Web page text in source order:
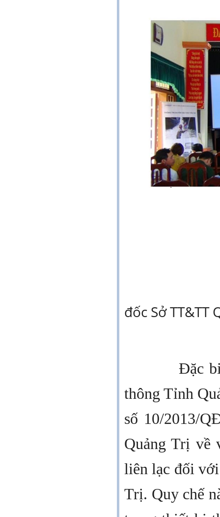
đốc Sở TT&TT
Đặc
thông Tỉnh
số 10/2013/
Quảng Trị về
liên lạc đối với
Trị. Quy chế